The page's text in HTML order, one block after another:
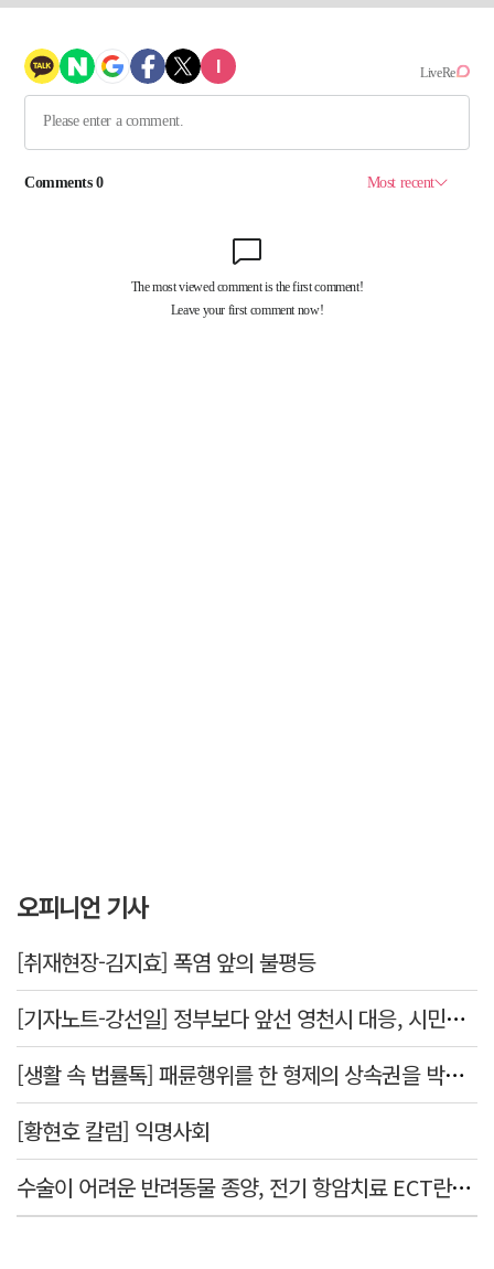
오피니언 기사
[취재현장-김지효] 폭염 앞의 불평등
[기자노트-강선일] 정부보다 앞선 영천시 대응, 시민보다 앞서선 안된다
[생활 속 법률톡] 패륜행위를 한 형제의 상속권을 박탈시킬 수 있을까요
[황현호 칼럼] 익명사회
수술이 어려운 반려동물 종양, 전기 항암치료 ECT란? [반려동물 건강톡톡]